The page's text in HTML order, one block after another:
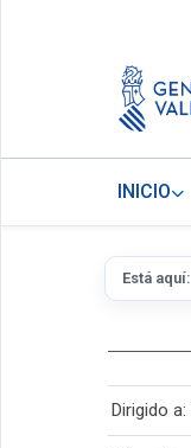
INICIO
Está aquí:
Dirigido a: